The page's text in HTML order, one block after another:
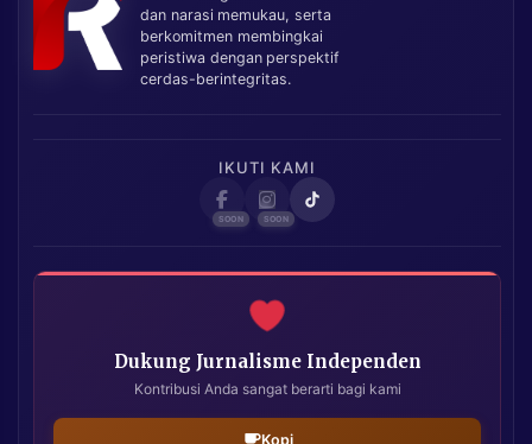
dan narasi memukau, serta
berkomitmen membingkai
peristiwa dengan perspektif
cerdas-berintegritas.
IKUTI KAMI
Dukung Jurnalisme Independen
Kontribusi Anda sangat berarti bagi kami
Kopi